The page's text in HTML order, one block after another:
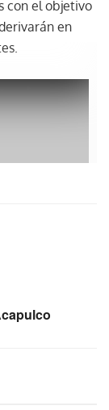
con el objetivo
en